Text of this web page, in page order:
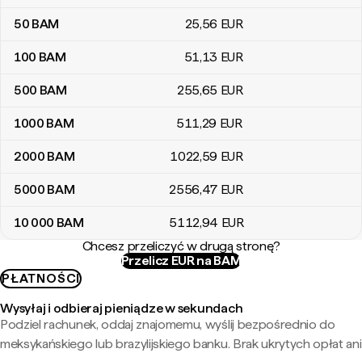
50 BAM 25,56 EUR
100 BAM 51,13 EUR
500 BAM 255,65 EUR
1000 BAM 511,29 EUR
2000 BAM 1022,59 EUR
5000 BAM 2556,47 EUR
10 000 BAM 5112,94 EUR
Chcesz przeliczyć w drugą stronę?
Przelicz EUR na BAM
PŁATNOŚCI
Wysyłaj i odbieraj pieniądze w sekundach
Podziel rachunek, oddaj znajomemu, wyślij bezpośrednio do
meksykańskiego lub brazylijskiego banku. Brak ukrytych opłat ani